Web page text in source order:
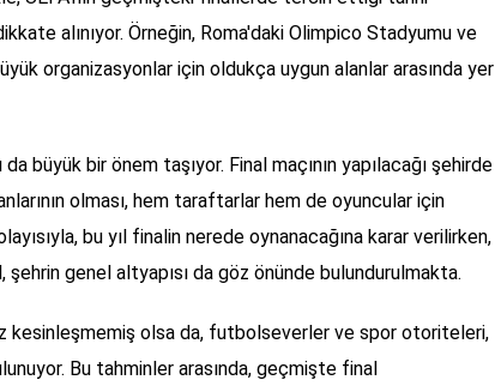
alınıyor. Örneğin, Roma'daki Olimpico Stadyumu ve
organizasyonlar için oldukça uygun alanlar arasında yer
büyük bir önem taşıyor. Final maçının yapılacağı şehirde
olması, hem taraftarlar hem de oyuncular için
bu yıl finalin nerede oynanacağına karar verilirken,
genel altyapısı da göz önünde bulundurulmakta.
kesinleşmemiş olsa da, futbolseverler ve spor otoriteleri,
Bu tahminler arasında, geçmişte final